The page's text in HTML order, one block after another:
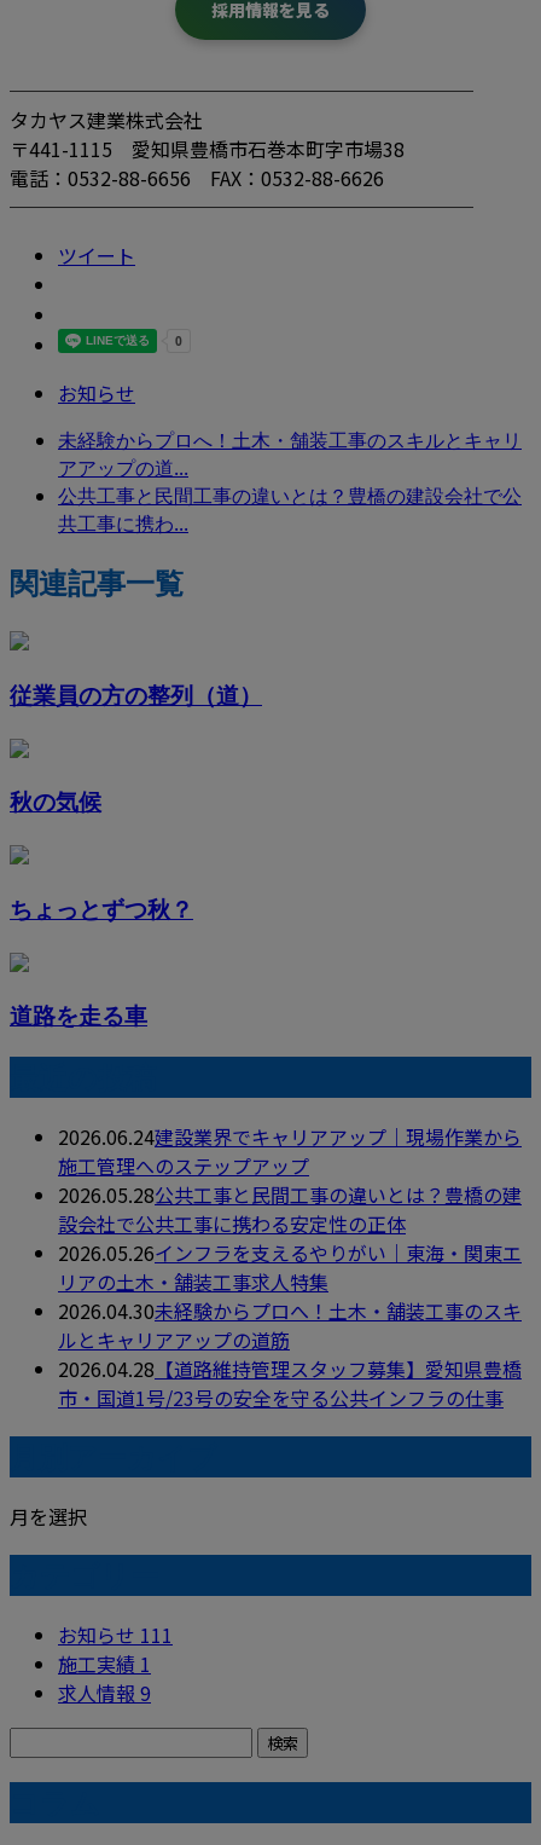
採用情報を見る
────────────────────────
タカヤス建業株式会社
〒441-1115 愛知県豊橋市石巻本町字市場38
電話：0532-88-6656 FAX：0532-88-6626
────────────────────────
ツイート
お知らせ
未経験からプロへ！土木・舗装工事のスキルとキャリ
アアップの道...
公共工事と民間工事の違いとは？豊橋の建設会社で公
共工事に携わ...
関連記事一覧
従業員の方の整列（道）
秋の気候
ちょっとずつ秋？
道路を走る車
2026.06.24建設業界でキャリアアップ｜現場作業から
施工管理へのステップアップ
2026.05.28公共工事と民間工事の違いとは？豊橋の建
設会社で公共工事に携わる安定性の正体
2026.05.26インフラを支えるやりがい｜東海・関東エ
リアの土木・舗装工事求人特集
2026.04.30未経験からプロへ！土木・舗装工事のスキ
ルとキャリアアップの道筋
2026.04.28 【道路維持管理スタッフ募集】愛知県豊橋
市・国道1号/23号の安全を守る公共インフラの仕事
月を選択
お知らせ 111
施工実績 1
求人情報 9